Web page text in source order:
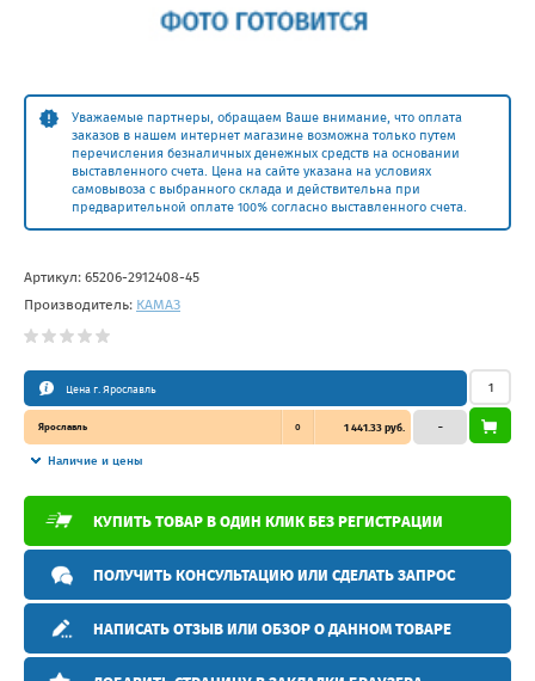
Уважаемые партнеры, обращаем Ваше внимание, что оплата
заказов в нашем интернет магазине возможна только путем
перечисления безналичных денежных средств на основании
выставленного счета. Цена на сайте указана на условиях
самовывоза с выбранного склада и действительна при
предварительной оплате 100% согласно выставленного счета.
Артикул: 65206-2912408-45
Производитель: КАМАЗ
Цена г. Ярославль
Ярославль 0 1 441.33 руб.
Наличие и цены
–
КУПИТЬ ТОВАР В ОДИН КЛИК БЕЗ РЕГИСТРАЦИИ
ПОЛУЧИТЬ КОНСУЛЬТАЦИЮ ИЛИ СДЕЛАТЬ ЗАПРОС
НАПИСАТЬ ОТЗЫВ ИЛИ ОБЗОР О ДАННОМ ТОВАРЕ